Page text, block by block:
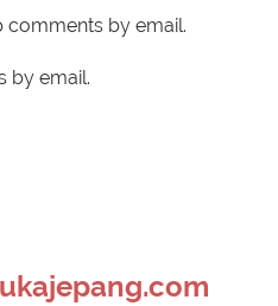
by email.
by email.